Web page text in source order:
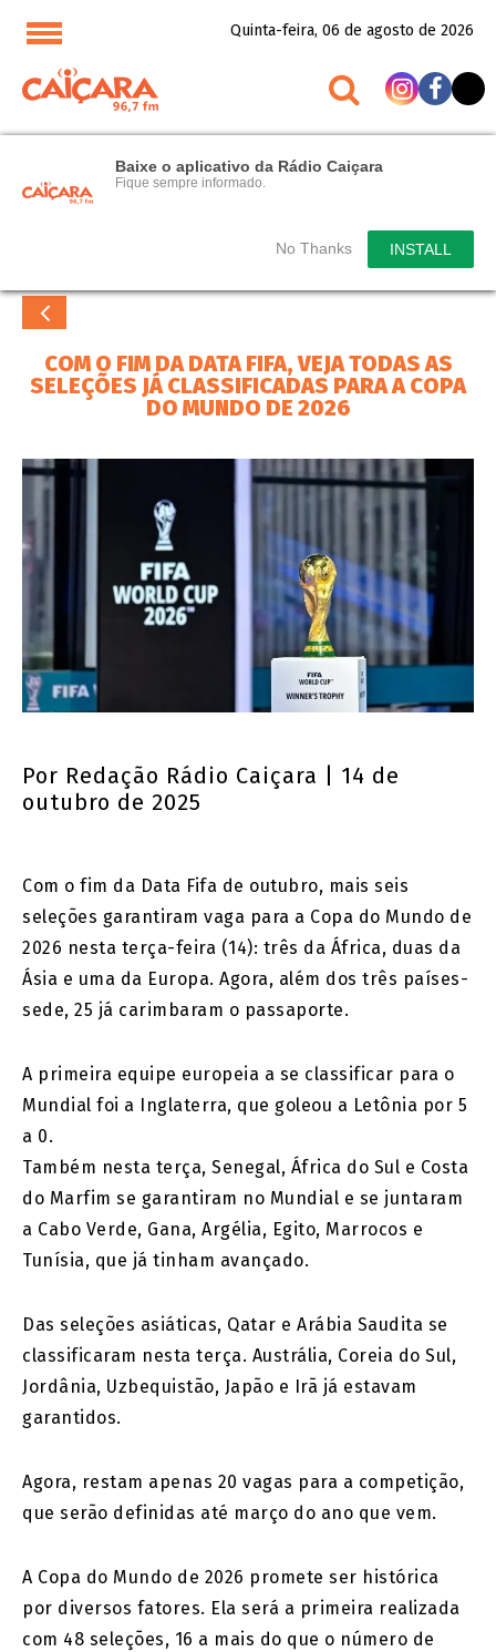
Baixe o aplicativo da Rádio Caiçara
Fique sempre informado.
No Thanks INSTALL
Quinta-feira, 06 de agosto de 2026
COM O FIM DA DATA FIFA, VEJA TODAS AS
SELEÇÕES JÁ CLASSIFICADAS PARA A COPA
DO MUNDO DE 2026
Por Redação Rádio Caiçara | 14 de
outubro de 2025
Com o fim da Data Fifa de outubro, mais seis
seleções garantiram vaga para a Copa do Mundo de
2026 nesta terça-feira (14): três da África, duas da
Ásia e uma da Europa. Agora, além dos três países-
sede, 25 já carimbaram o passaporte.
A primeira equipe europeia a se classificar para o
Mundial foi a Inglaterra, que goleou a Letônia por 5
a 0.
Também nesta terça, Senegal, África do Sul e Costa
do Marfim se garantiram no Mundial e se juntaram
a Cabo Verde, Gana, Argélia, Egito, Marrocos e
Tunísia, que já tinham avançado.
Das seleções asiáticas, Qatar e Arábia Saudita se
classificaram nesta terça. Austrália, Coreia do Sul,
Jordânia, Uzbequistão, Japão e Irã já estavam
garantidos.
Agora, restam apenas 20 vagas para a competição,
que serão definidas até março do ano que vem.
A Copa do Mundo de 2026 promete ser histórica
por diversos fatores. Ela será a primeira realizada
com 48 seleções, 16 a mais do que o número de